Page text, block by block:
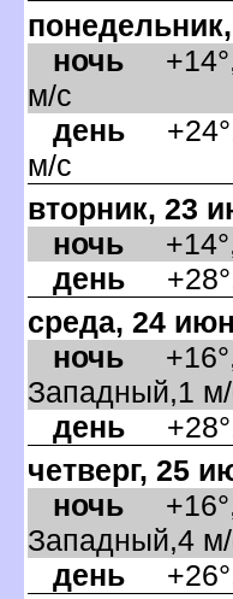
ночь +14°,
м/с
день +24°,
м/с
торник, 23
ночь +14°,
день +28°,
среда, 24
ночь +16°,
Западный,1
день +28°,
четверг, 25
ночь +16°,
Западный,4
день +26°,